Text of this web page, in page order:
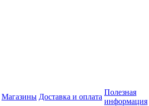
Магазины Доставка и оплата
Полезная
информация